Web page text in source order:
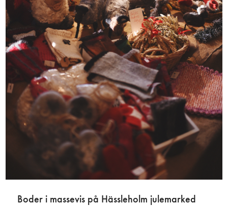
Boder i massevis på Hässleholm julemarked